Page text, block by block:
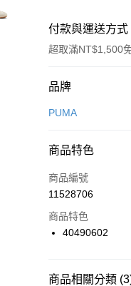
付款與運送方式
超取滿NT$1,500
付款方式
信用卡一次付款
合作金庫商業銀行
華南商業銀行
上海商業儲蓄銀行
國泰世華商業銀行
聯邦商業銀行
LINE Pay
Apple Pay
品牌
PUMA
商品特色
商品編號
11528706
商品特色
40490602
商品相關分類